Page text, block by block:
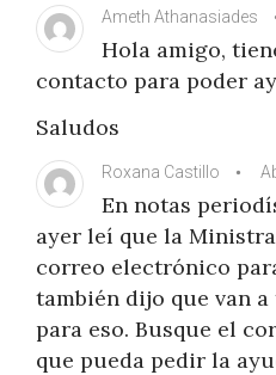
Ameth Athanasiades
Hola amigo,
contacto para poder
Saludos
Roxana Castillo
En notas
ayer leí que la
correo electrónico
también dijo que van
para eso. Busque el
que pueda pedir la